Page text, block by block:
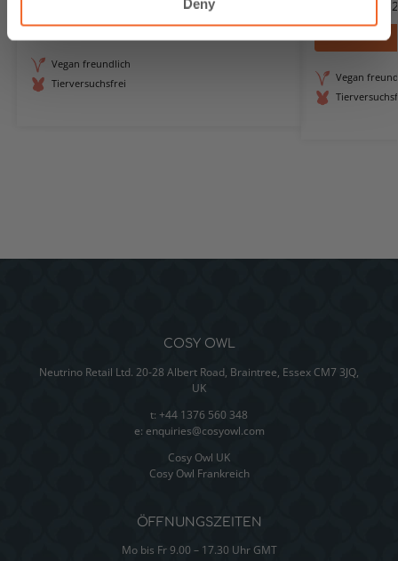
Deny
Benachrichtigt werden
Vegan freundlich
Tierversuchsfrei
Vegan
COSY OWL
Neutrino Retail Ltd. 20-28 Albert Road, Braintree, Essex CM7 3JQ,
UK
t: +44 1376 560 348
e: enquiries@cosyowl.com
Cosy Owl UK
Cosy Owl Frankreich
ÖFFNUNGSZEITEN
Mo bis Fr 9.00 – 17.30 Uhr GMT